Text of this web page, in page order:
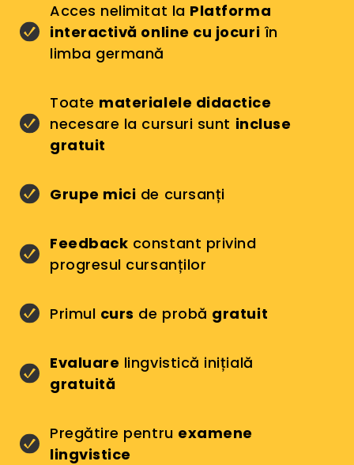
Acces nelimitat la Platforma
interactivă online cu jocuri în
limba germană
Toate materialele didactice
necesare la cursuri sunt incluse
gratuit
Grupe mici de cursanți
Feedback constant privind
progresul cursanților
Primul curs de probă gratuit
Evaluare lingvistică inițială
gratuită
Pregătire pentru examene
lingvistice